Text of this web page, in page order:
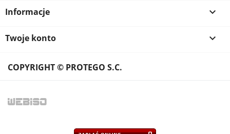
Informacje 
Twoje konto 
COPYRIGHT © PROTEGO S.C.
WEBISO